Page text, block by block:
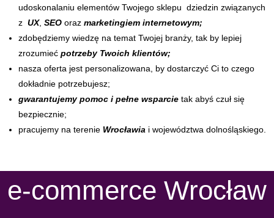
udoskonalaniu elementów Twojego sklepu dziedzin związanych
z UX, SEO oraz marketingiem internetowym;
zdobędziemy wiedzę na temat Twojej branży, tak by lepiej
zrozumieć potrzeby Twoich klientów;
nasza oferta jest personalizowana, by dostarczyć Ci to czego
dokładnie potrzebujesz;
gwarantujemy pomoc i pełne wsparcie tak abyś czuł się
bezpiecznie;
pracujemy na terenie Wrocławia i województwa dolnośląskiego.
e-commerce Wrocław